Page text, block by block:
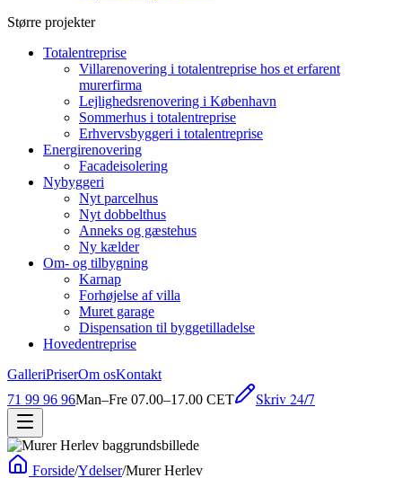
Større projekter
Totalentreprise
Villarenovering i totalentreprise hos et erfarent
murerfirma
Lejlighedsrenovering i København
Sommerhus i totalentreprise
Erhvervsbyggeri i totalentreprise
Energirenovering
Facadeisolering
Nybyggeri
Nyt parcelhus
Nyt dobbelthus
Anneks og gæstehus
Ny kælder
Om- og tilbygning
Karnap
Forhøjelse af villa
Muret garage
Dispensation til byggetilladelse
Hovedentreprise
GalleriPriserOm osKontakt
71 99 96 96Man–Fre 07.00–17.00 CET Skriv 24/7
Forside/Ydelser/Murer Herlev